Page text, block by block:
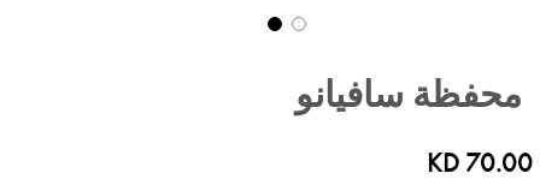
بداية
محفظة سافيانو
KD 70.00